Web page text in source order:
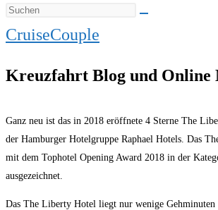
CruiseCouple
Kreuzfahrt Blog und Online
Ganz neu ist das in 2018 eröffnete 4 Sterne The
der Hamburger Hotelgruppe Raphael Hotels. Das
mit dem Tophotel Opening Award 2018 in der
ausgezeichnet.
Das The Liberty Hotel liegt nur wenige Gehminuten